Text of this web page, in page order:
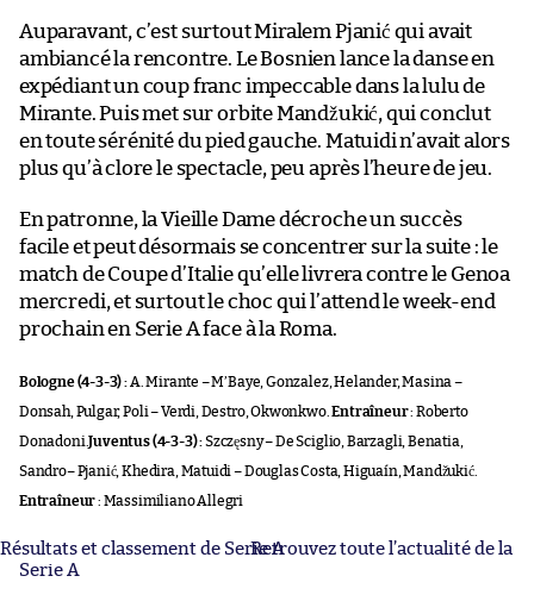
Auparavant, c’est surtout Miralem Pjanić qui avait
ambiancé la rencontre. Le Bosnien lance la danse en
expédiant un coup franc impeccable dans la lulu de
Mirante. Puis met sur orbite Mandžukić, qui conclut
en toute sérénité du pied gauche. Matuidi n’avait alors
plus qu’à clore le spectacle, peu après l’heure de jeu.
En patronne, la Vieille Dame décroche un succès
facile et peut désormais se concentrer sur la suite : le
match de Coupe d’Italie qu’elle livrera contre le Genoa
mercredi, et surtout le choc qui l’attend le week-end
prochain en Serie A face à la Roma.
Bologne (4-3-3) :A. Mirante – M’Baye, Gonzalez, Helander, Masina –
Donsah, Pulgar, Poli – Verdi, Destro, Okwonkwo.Entraîneur: Roberto
Donadoni.Juventus (4-3-3) :Szczęsny – De Sciglio, Barzagli, Benatia,
Sandro– Pjanić, Khedira, Matuidi – Douglas Costa, Higuaín, Mandžukić.
Entraîneur: Massimiliano Allegri
Résultats et classement de Serie ARetrouvez toute l’actualité de la
Serie A